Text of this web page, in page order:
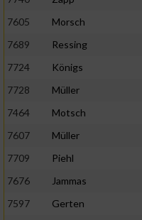
7605
Morsch
7689
Ressing
7724
Königs
7728
Müller
7464
Motsch
7607
Müller
7709
Piehl
7676
Jammas
7597
Gerten
Erstellung von Profilen
Werbung
Verwendung von
personalisierter Werbung
Erstellung von Profilen
Verwendung von
Messung der